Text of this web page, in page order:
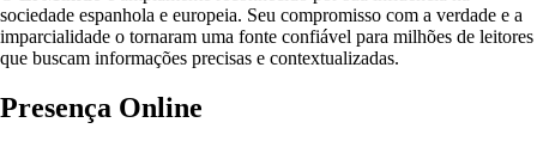
sociedade espanhola e europeia. Seu compromisso com a verdade e a
imparcialidade o tornaram uma fonte confiável para milhões de leitores
que buscam informações precisas e contextualizadas.
Presença Online